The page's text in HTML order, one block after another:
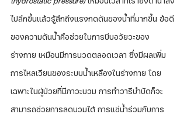
ไปลึกขึ้นแล้วรู้สึกถึงแรงกดดันของน้ำที่มากขึ้น ข้อดี
ของความดันน้ำคือช่วยในการบีบอวัยวะของ
ร่างกาย เหมือนมีการนวดตลอดเวลา ซึ่งมีผลเพิ่ม
การไหลเวียนของระบบน้ำเหลืองในร่างกาย โดย
เฉพาะในผู้ป่วยที่มีภาวะบวม การทำวารีบำบัดก็จะ
สามารถช่วยการลดบวมได้ การแช่น้ำร่วมกับการ